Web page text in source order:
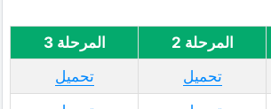
المرحلة 2
المرحلة 3
تحميل
تحميل